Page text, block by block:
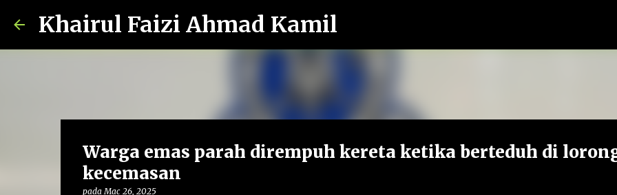
Khairul Faizi Ahmad Kamil
Warga emas parah dirempuh kereta ketika berteduh di
kecemasan
padaMac 26, 2025